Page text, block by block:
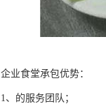
企业食堂承包优势：
1、的服务团队；